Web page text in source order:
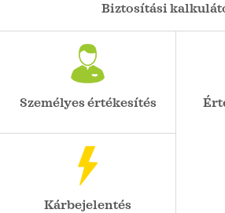
Biztosítási
Személyes értékesítés
Kárbejelentés